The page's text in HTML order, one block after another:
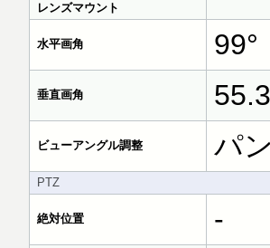
レンズマウント
水平画角 99°
垂直画角
ビューアングル調整 パ
PTZ
絶対位置 -